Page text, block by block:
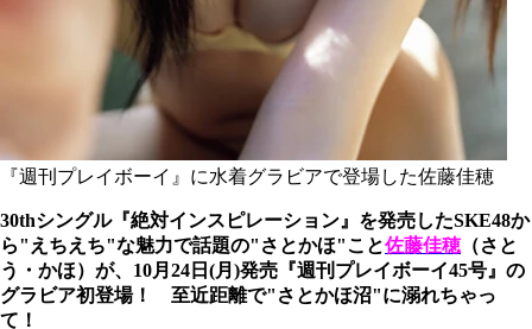
『週刊プレイボーイ』に水着グラビアで登場した佐藤佳穂
30thシングル『絶対インスピレーション』を発売したSKE48か
ら"えちえち"な魅力で話題の"さとかほ"こと佐藤佳穂（さと
う・かほ）が、10月24日(月)発売『週刊プレイボーイ45号』の
グラビア初登場！ 至近距離で"さとかほ沼"に溺れちゃっ
て！